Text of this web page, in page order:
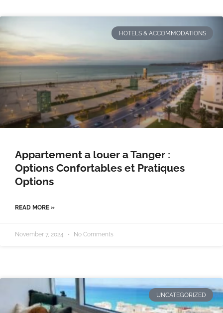
HOTELS & ACCOMMODATIONS
Appartement a louer a Tanger :
Options Confortables et Pratiques
Options
READ MORE »
November 7, 2024 No Comments
UNCATEGORIZED